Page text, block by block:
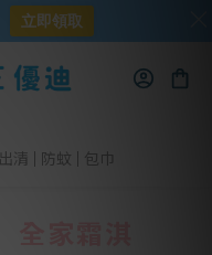
清 防蚊 包巾
立即領取